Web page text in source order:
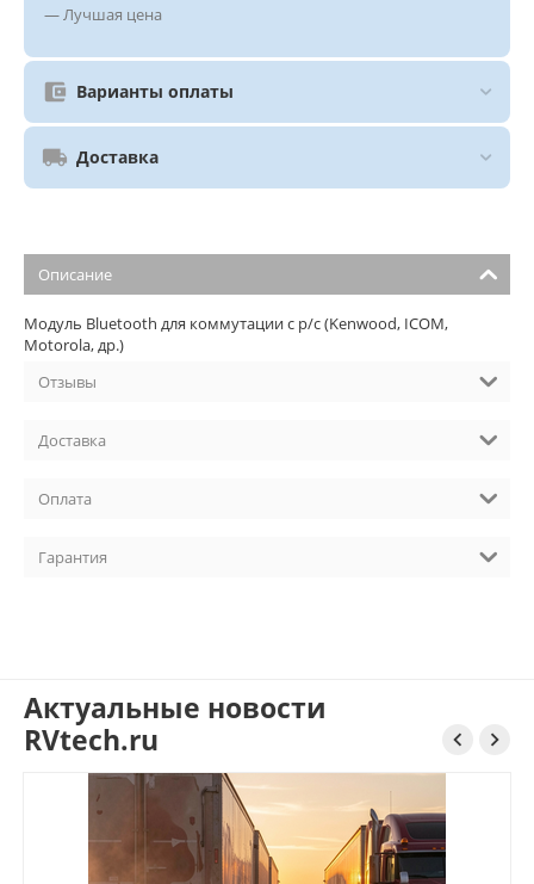
— Лучшая цена
Варианты оплаты
Доставка
Описание
Модуль Bluetooth для коммутации с р/с (Kenwood, ICOM,
Motorola, др.)
Отзывы
Доставка
Оплата
Гарантия
Актуальные новости
RVtech.ru
 